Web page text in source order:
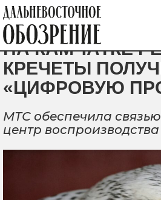
НА КАМЧАТКЕ
КРЕЧЕТЫ
«ЦИФРОВУЮ
МТС обеспечила
центр